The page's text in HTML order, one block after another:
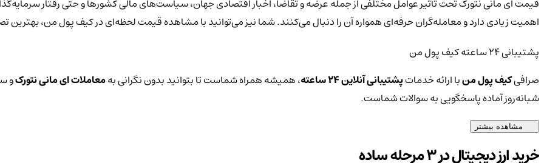
اهمیت زیادی دارد و معامله‌گران حرفه‌ای همواره آن را دنبال می‌کنند. شما نیز می‌توانید با مشاهده قیمت لحظه‌ای در کیف پول من، بهترین
پشتیبانی ۲۴ ساعته کیف پول من
صرافیکیف پول منبا ارائه خدماتپشتیبانی آنلاین ۲۴ ساعته ، همیشه همراه شماست تا بتوانید بدون نگرانی بهمعاملات ای مانی نتورکو
شبانه‌روز آماده پاسخگویی به سوالات شماست.
مشاهده بیشتر
خرید ارز دیجیتال در 3 مرحله ساده